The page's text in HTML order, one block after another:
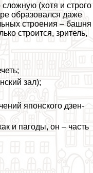
(хотя и строго
образовался даже
строения – башня
строится, зритель,
зал);
японского дзен-
и пагоды, он – часть